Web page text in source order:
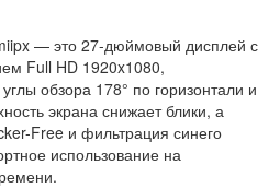
— это 27-дюймовый дисплей с
Full HD 1920x1080,
обзора 178° по горизонтали и
экрана снижает блики, а
Free и фильтрация синего
использование на